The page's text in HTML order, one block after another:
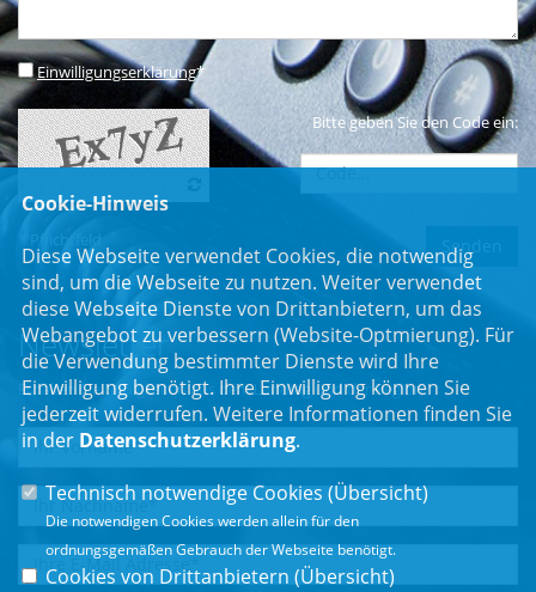
Einwilligungserklärung*
Bitte geben Sie den Code ein:
* Pflichtfeld
Newsletter
Erhalten Sie Neuigkeiten aus dem Landtag und der Region.
Cookie-Hinweis
Diese Webseite verwendet Cookies, die notwendig
sind, um die Webseite zu nutzen. Weiter verwendet
diese Webseite Dienste von Drittanbietern, um das
Webangebot zu verbessern (Website-Optmierung). Für
die Verwendung bestimmter Dienste wird Ihre
Einwilligung benötigt. Ihre Einwilligung können Sie
jederzeit widerrufen. Weitere Informationen finden Sie
in der Datenschutzerklärung.
Technisch notwendige Cookies (Übersicht)
Die notwendigen Cookies werden allein für den
ordnungsgemäßen Gebrauch der Webseite benötigt.
Cookies von Drittanbietern (Übersicht)